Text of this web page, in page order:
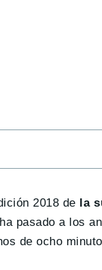
2018 de la
pasado a los
de ocho